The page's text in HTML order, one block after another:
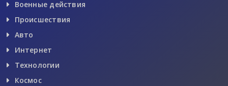
Военные действия
Происшествия
Авто
Интернет
Технологии
Космос